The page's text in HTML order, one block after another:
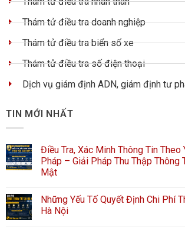
Thám tử điều tra doanh nghiệp
Thám tử điều tra biển số xe
Thám tử điều tra số điện thoại
Dịch vụ giám định ADN, giám định tư
TIN MỚI NHẤT
Điều Tra, Xác Minh Thông Tin Theo
Pháp – Giải Pháp Thu Thập Thông
Mật
Những Yếu Tố Quyết Định Chi Phí
Hà Nội